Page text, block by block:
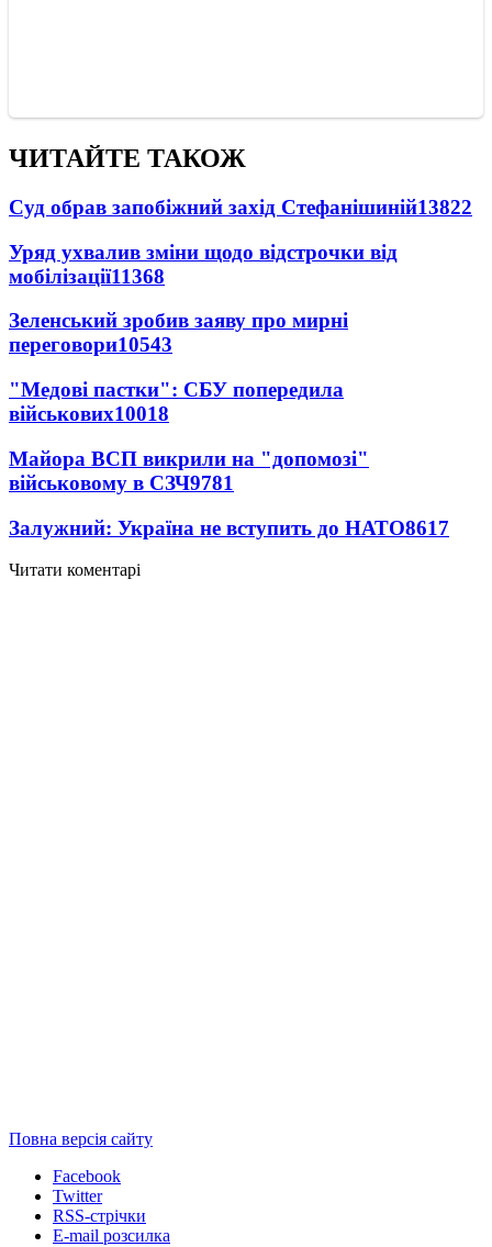
ЧИТАЙТЕ ТАКОЖ
Суд обрав запобіжний захід Стефанішиній13822
Уряд ухвалив зміни щодо відстрочки від
мобілізації11368
Зеленський зробив заяву про мирні
переговори10543
"Медові пастки": СБУ попередила
військових10018
Майора ВСП викрили на "допомозі"
військовому в СЗЧ9781
Залужний: Україна не вступить до НАТО8617
Читати коментарі
Повна версія сайту
Facebook
Twitter
RSS-стрічки
E-mail розсилка